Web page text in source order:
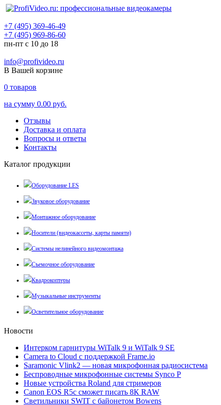
+7 (495) 369-46-49
+7 (495) 969-86-60
пн-пт с 10 до 18
info@profivideo.ru
В Вашей корзине
0 товаров
на сумму 0.00 руб.
Отзывы
Доставка и оплата
Вопросы и ответы
Контакты
Каталог продукции
Оборудование LES
Звуковое оборудование
Монтажное оборудование
Носители (видеокассеты, карты памяти)
Системы нелинейного видеомонтажа
Съемочное оборудование
Квадрокоптеры
Музыкальные инструменты
Осветительное оборудование
Новости
Интерком гарнитуры WiTalk 9 и WiTalk 9 SE
Camera to Cloud с поддержкой Frame.io
Saramonic Vlink2 — новая микрофонная радиосистема
Беспроводные микрофонные системы Synco P
Новые устройства Roland для стримеров
Canon EOS R5c сможет писать 8К RAW
Светильники SWIT с байонетом Bowens